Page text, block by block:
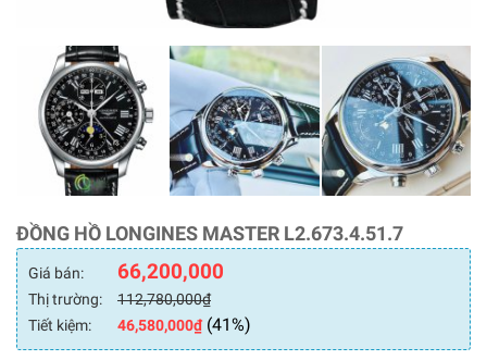
ĐỒNG HỒ LONGINES MASTER L2.673.4.51.7
Giá bán: 66,200,000
Thị trường: 112,780,000₫
Tiết kiệm:
46,580,000₫(41%)